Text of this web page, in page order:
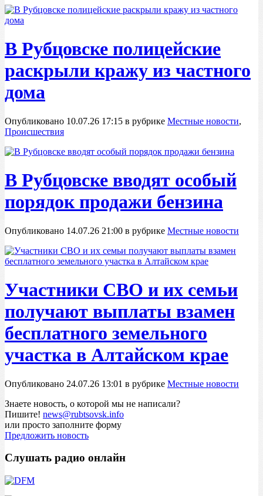
В Рубцовске полицейские
раскрыли кражу из частного
дома
Опубликовано 10.07.26 17:15 в рубрике Местные новости,
Происшествия
В Рубцовске вводят особый
порядок продажи бензина
Опубликовано 14.07.26 21:00 в рубрике Местные новости
Участники СВО и их семьи
получают выплаты взамен
бесплатного земельного
участка в Алтайском крае
Опубликовано 24.07.26 13:01 в рубрике Местные новости
Знаете новость, о которой мы не написали?
Пишите! news@rubtsovsk.info
или просто заполните форму
Предложить новость
Слушать радио онлайн